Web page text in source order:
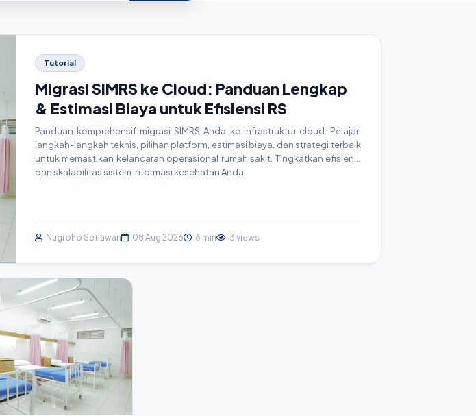
Tutorial
Migrasi SIMRS ke Cloud: Panduan Lengkap
& Estimasi Biaya untuk Efisiensi RS
Panduan komprehensif migrasi SIMRS Anda ke infrastruktur cloud. Pelajari
langkah-langkah teknis, pilihan platform, estimasi biaya, dan strategi terbaik
untuk memastikan kelancaran operasional rumah sakit. Tingkatkan efisiensi
dan skalabilitas sistem informasi kesehatan Anda.
Nugroho Setiawan 08 Aug 2026 6 min 3 views